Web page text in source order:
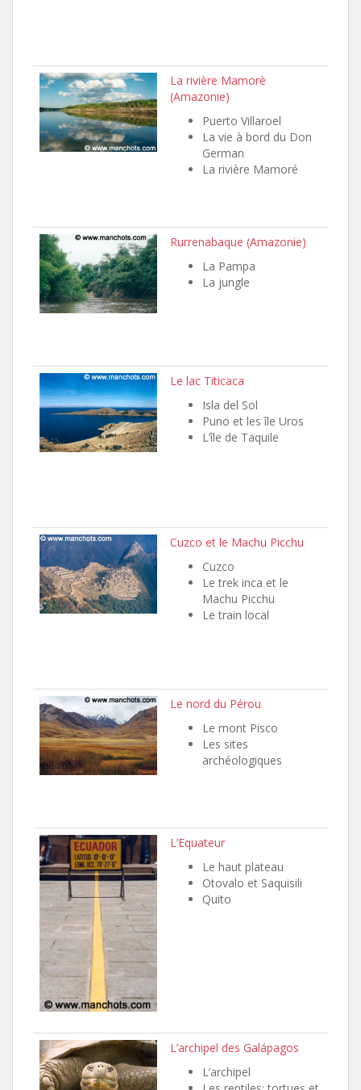
La rivière Mamorè
(Amazonie)
Puerto Villaroel
La vie à bord du Don
German
La rivière Mamoré
Rurrenabaque (Amazonie)
La Pampa
La jungle
Le lac Titicaca
Isla del Sol
Puno et les île Uros
L’île de Taquile
Cuzco et le Machu Picchu
Cuzco
Le trek inca et le
Machu Picchu
Le train local
Le nord du Pérou
Le mont Pisco
Les sites
archéologiques
L’Equateur
Le haut plateau
Otovalo et Saquisili
Quito
L’archipel des Galápagos
L’archipel